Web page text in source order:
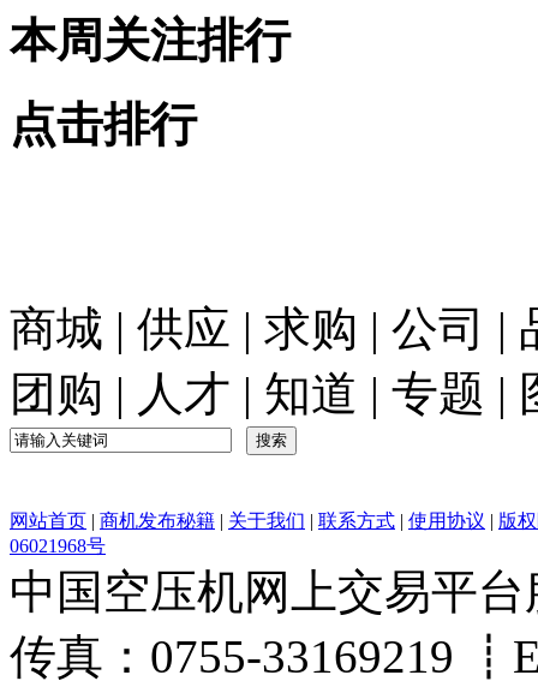
本周关注排行
点击排行
商城 | 供应 | 求购 | 公司 |
团购 | 人才 | 知道 | 专题 |
网站首页 | 商机发布秘籍 | 关于我们 | 联系方式 | 使用协议 | 版
06021968号
中国空压机网上交易平
传真：0755-33169219